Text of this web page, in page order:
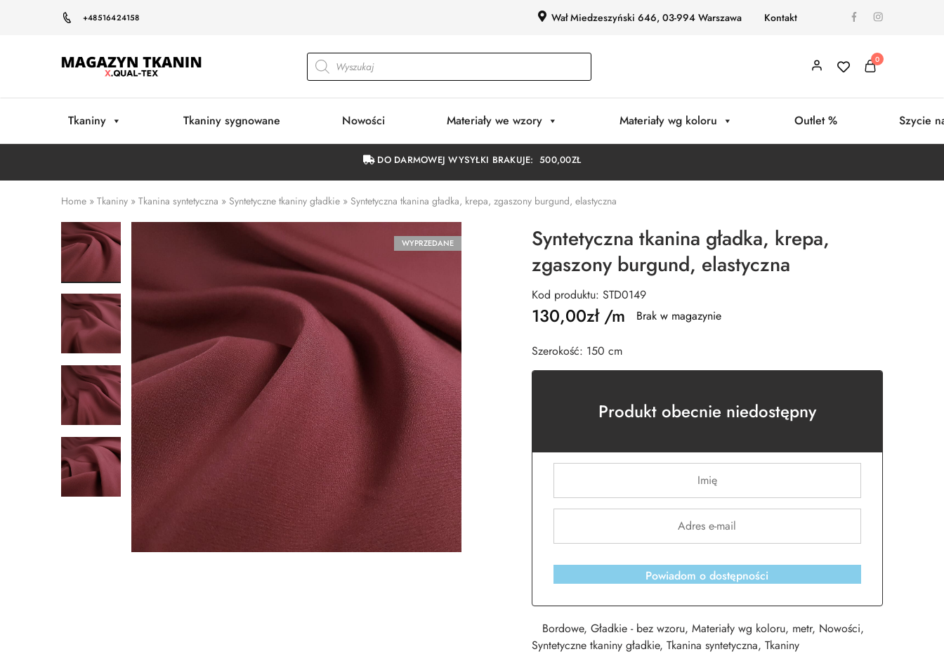
+48516424158 Wał Miedzeszyński 646, 03-994 Warszawa Kontakt
Magazyn
0
Tkaniny Tkaniny sygnowane Nowości Materiały we wzory Materiały wg koloru Outlet % Szycie
DO DARMOWEJ WYSYŁKI BRAKUJE:500,00ZŁ
Home » Tkaniny » Tkanina syntetyczna » Syntetyczne tkaniny gładkie » Syntetyczna tkanina gładka, krepa, zgaszony burgund, elastyczna
WYPRZEDANE
Syntetyczna tkanina gładka, krepa,
zgaszony burgund, elastyczna
Kod produktu: STD0149
130,00zł/m Brak w magazynie
Szerokość: 150 cm
Produkt obecnie niedostępny
Powiadom o dostępności
Bordowe, Gładkie - bez wzoru, Materiały wg koloru, metr, Nowości,
Syntetyczne tkaniny gładkie, Tkanina syntetyczna, Tkaniny